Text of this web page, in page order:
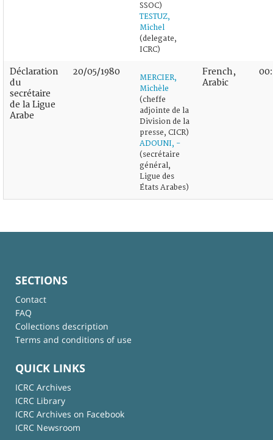
SSOC)
TESTUZ,
Michel
(delegate,
ICRC)
Déclaration
du
secrétaire
de la Ligue
Arabe
20/05/1980
MERCIER,
Michèle
(cheffe
adjointe de la
Division de la
presse, CICR)
ADOUNI, -
(secrétaire
général,
Ligue des
États Arabes)
French,
Arabic
SECTIONS
Contact
FAQ
Collections description
Terms and conditions of use
QUICK LINKS
ICRC Archives
ICRC Library
ICRC Archives on Facebook
ICRC Newsroom